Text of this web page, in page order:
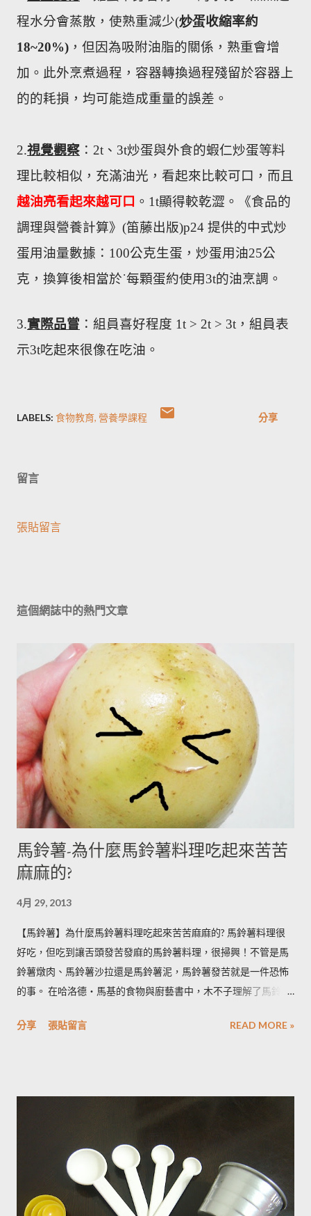
程水分會蒸散，使熟重減少(炒蛋收縮率約
18~20%) ，但因為吸附油脂的關係，熟重會增
加。此外烹煮過程，容器轉換過程殘留於容器上
的的耗損，均可能造成重量的誤差。
2.視覺觀察 ： 2t 、 3t炒蛋與外食的蝦仁炒蛋等料
理比較相似，充滿油光，看起來比較可口，而且
越油亮看起來越可口 。 1t顯得較乾澀。《食品的
調理與營養計算》 (笛藤出版)p24 提供的中式炒
蛋用油量數據： 100公克生蛋，炒蛋用油25公
克，換算後相當於˙每顆蛋約使用3t的油烹調。
3.實際品嘗 ：組員喜好程度 1t > 2t > 3t ，組員表
示3t吃起來很像在吃油。
LABELS: 食物教育 營養學課程 分享
留言
張貼留言
這個網誌中的熱門文章
馬鈴薯-為什麼馬鈴薯料理吃起來苦苦
麻麻的?
4月 29, 2013
【馬鈴薯】為什麼馬鈴薯料理吃起來苦苦麻麻的? 馬鈴薯料理很
好吃，但吃到讓舌頭發苦發麻的馬鈴薯料理，很掃興！不管是馬
鈴薯燉肉、馬鈴薯沙拉還是馬鈴薯泥，馬鈴薯發苦就是一件恐怖
的事。 在哈洛德‧馬基的食物與廚藝書中，木不子理解了馬鈴薯
房知識！ ◆ 馬鈴薯有苦味正常嗎？ 正常。馬鈴薯以含有大量茄
含量超標的跡象。 此外在壓力環境下生長與光線曝曬環境，都可
能引起生物鹼含量倍增，甚至到正常量(每100公克馬鈴薯含2~15
毫克生物鹼)的三倍。 (書中提到的壓力環境下生長，木不子不是
很了解壓力環境的定義，歡迎有種植經驗的朋友分享。) ◆ 馬鈴
分享 張貼留言 READ MORE »